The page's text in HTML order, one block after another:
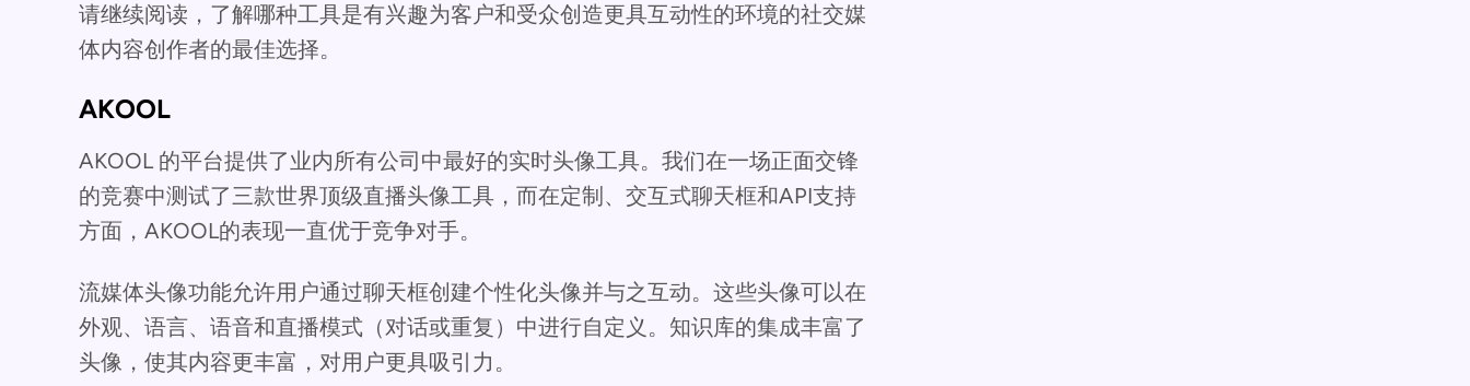
请继续阅读，了解哪种工具是有兴趣为客户和受众创造更具互动性的环境的社交媒
体内容创作者的最佳选择。
AKOOL
AKOOL 的平台提供了业内所有公司中最好的实时头像工具。我们在一场正面交锋
的竞赛中测试了三款世界顶级直播头像工具，而在定制、交互式聊天框和API支持
方面，AKOOL的表现一直优于竞争对手。
流媒体头像功能允许用户通过聊天框创建个性化头像并与之互动。这些头像可以在
外观、语言、语音和直播模式（对话或重复）中进行自定义。知识库的集成丰富了
头像，使其内容更丰富，对用户更具吸引力。